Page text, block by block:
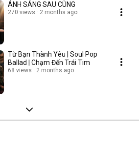
ÁNH SÁNG SAU CÙNG
270 views 2 months ago
Từ Bạn Thành Yêu | Soul Pop
Ballad | Chạm Đến Trái Tim
68 views 2 months ago